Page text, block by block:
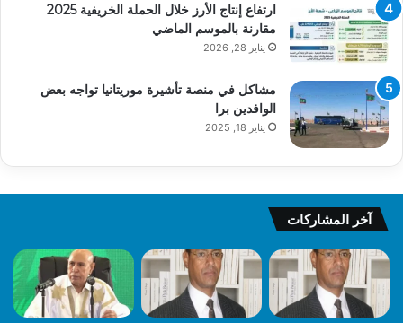
ارتفاع إنتاج الأرز خلال الحملة الخريفية 2025
مقارنة بالموسم الماضي
يناير 28, 2026
مشاكل في منصة تأشيرة موريتانيا تواجه بعض
الوافدين برا
يناير 18, 2025
آخر المشاركات